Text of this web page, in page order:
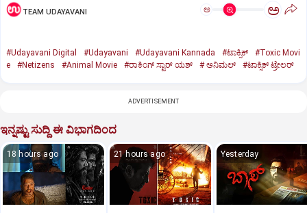
TEAM UDAYAVANI ಅ ಅ
#Udayavani Digital #Udayavani #Udayavani Kannada #ಟಾಕ್ಸಿಕ್‌
#Toxic Movi
e
#Netizens #Animal Movie #ರಾಕಿಂಗ್‌ ಸ್ಟಾರ್‌ ಯಶ್ #‌ ಅನಿಮಲ್‌ #ಟಾಕ್ಸಿಕ್‌ ಟ್ರೇಲರ್‌
ADVERTISEMENT
ಇನ್ನಷ್ಟು ಸುದ್ದಿ ಈ ವಿಭಾಗದಿಂದ
18 hours ago 21 hours ago Yesterday